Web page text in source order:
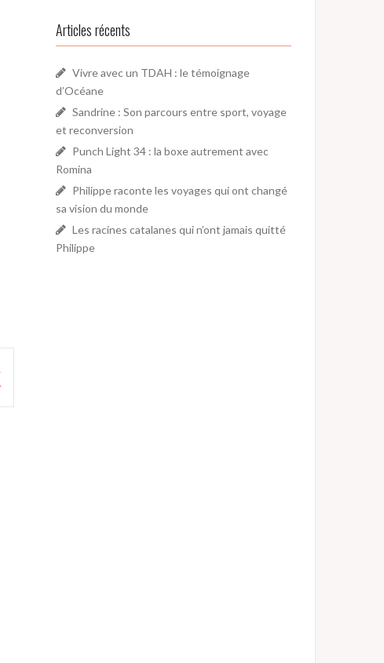
Articles récents
Vivre avec un TDAH : le témoignage
d’Océane
Sandrine : Son parcours entre sport, voyage
et reconversion
Punch Light 34 : la boxe autrement avec
Romina
Philippe raconte les voyages qui ont changé
sa vision du monde
Les racines catalanes qui n’ont jamais quitté
Philippe